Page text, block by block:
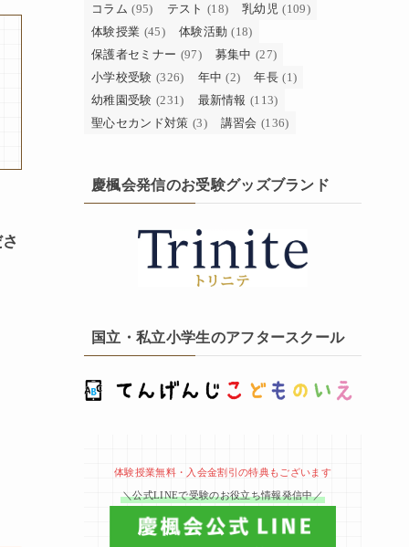
コラム (95) テスト (18) 乳幼児 (109)
体験授業 (45) 体験活動 (18)
保護者セミナー (97) 募集中 (27)
小学校受験 (326) 年中 (2) 年長 (1)
幼稚園受験 (231) 最新情報 (113)
聖心セカンド対策 (3) 講習会 (136)
慶楓会発信のお受験グッズブランド
国立・私立小学生のアフタースクール
体験授業無料・入会金割引の特典もございます
＼公式LINEで受験のお役立ち情報発信中／